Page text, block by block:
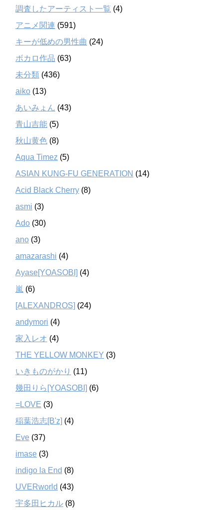
調査したアーティスト一覧 (4)
アニメ関連 (591)
キーが低めの男性曲 (24)
ボカロ作品 (63)
未分類 (436)
aiko (13)
あいみょん (43)
青山吉能 (5)
秋山黄色 (8)
Aqua Timez (5)
ASIAN KUNG-FU GENERATION (14)
Acid Black Cherry (8)
asmi (3)
Ado (30)
ano (3)
amazarashi (4)
Ayase[YOASOBI] (4)
嵐 (6)
[ALEXANDROS] (24)
andymori (4)
家入レオ (4)
THE YELLOW MONKEY (3)
いきものがかり (11)
幾田りら[YOASOBI] (6)
=LOVE (3)
稲葉浩志[B'z] (4)
Eve (37)
imase (3)
indigo la End (8)
UVERworld (43)
宇多田ヒカル (8)